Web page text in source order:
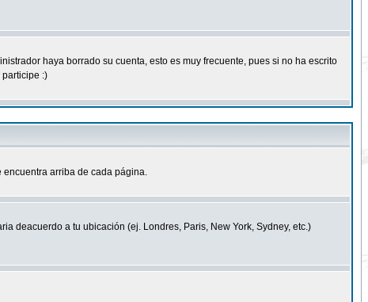
haya borrado su cuenta, esto es muy frecuente, pues si no ha escrito
:)
encuentra arriba de cada página.
deacuerdo a tu ubicación (ej. Londres, Paris, New York, Sydney, etc.)